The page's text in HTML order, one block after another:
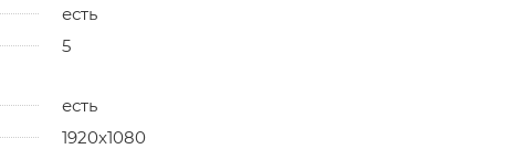
есть
5
есть
1920x1080